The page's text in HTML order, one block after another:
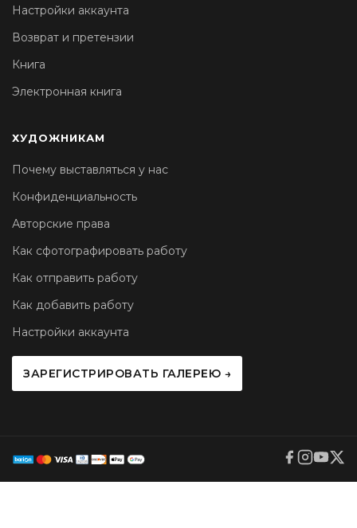
Настройки аккаунта
Возврат и претензии
Книга
Электронная книга
ХУДОЖНИКАМ
Почему выставляться у нас
Конфиденциальность
Авторские права
Как сфотографировать работу
Как отправить работу
Как добавить работу
Настройки аккаунта
ЗАРЕГИСТРИРОВАТЬ ГАЛЕРЕЮ →